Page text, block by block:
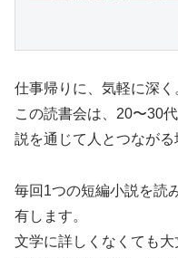
仕事帰りに、気軽に深く
この読書会は、20〜30
説を通じて人とつながる
毎回1つの短編小説を読
有します。
文学に詳しくなくても